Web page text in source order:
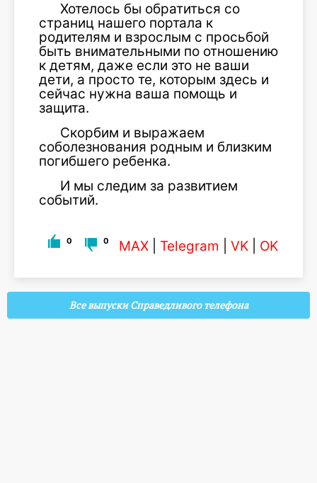
Хотелось бы обратиться со
страниц нашего портала к
родителям и взрослым с просьбой
быть внимательными по отношению
к детям, даже если это не ваши
дети, а просто те, которым здесь и
сейчас нужна ваша помощь и
защита.
Скорбим и выражаем
соболезнования родным и близким
погибшего ребенка.
И мы следим за развитием
событий.
0 0 MAX Telegram VK OK
Все выпуски Справедливого телефона